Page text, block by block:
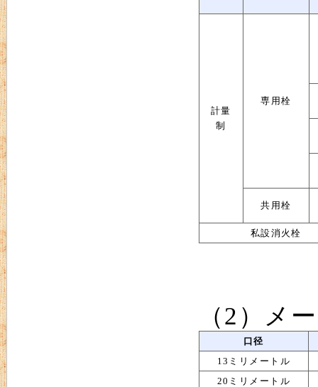
計量
制
専用栓
共用栓
私設消火栓
（2）メ
口径
13ミリメートル
20ミリメートル